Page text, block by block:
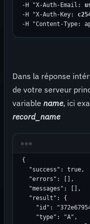
-H "X-Auth-Email:
-H "X-Auth-Key:
-H "Content-Type:
Dans la réponse
de votre serveur
variable name, ici
record_name
{
  "success": true,
  "errors": [],
  "messages": [],
  "result": {
"id":
    "type": "A",